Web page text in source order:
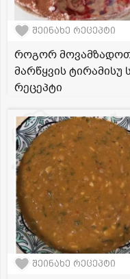
შეინახე რეცეპტი
როგორ
მარწყვის ტირამისუ
რეცეპტი
შეინახე რეცეპტი